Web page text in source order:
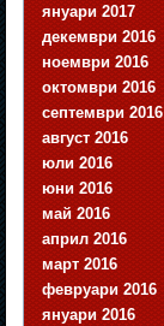
януари 2017
декември 2016
ноември 2016
октомври 2016
септември 2016
август 2016
юли 2016
юни 2016
май 2016
април 2016
март 2016
февруари 2016
януари 2016